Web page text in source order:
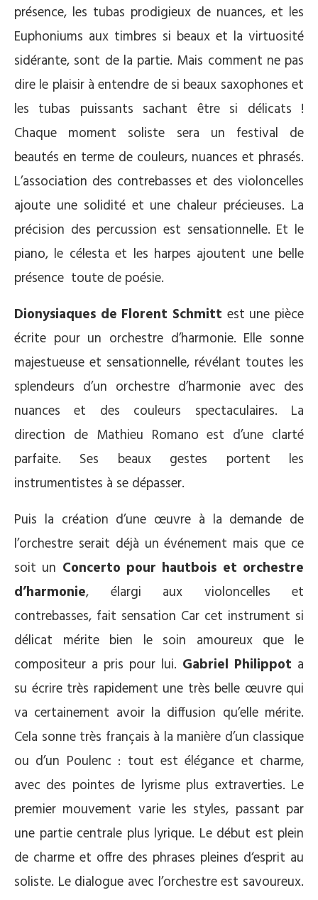
présence, les tubas prodigieux de nuances, et les
Euphoniums aux timbres si beaux et la virtuosité
sidérante, sont de la partie. Mais comment ne pas
dire le plaisir à entendre de si beaux saxophones et
les tubas puissants sachant être si délicats !
Chaque moment soliste sera un festival de
beautés en terme de couleurs, nuances et phrasés.
L’association des contrebasses et des violoncelles
ajoute une solidité et une chaleur précieuses. La
précision des percussion est sensationnelle. Et le
piano, le célesta et les harpes ajoutent une belle
présence toute de poésie.
Dionysiaques de Florent Schmitt est une pièce
écrite pour un orchestre d’harmonie. Elle sonne
majestueuse et sensationnelle, révélant toutes les
splendeurs d’un orchestre d’harmonie avec des
nuances et des couleurs spectaculaires. La
direction de Mathieu Romano est d’une clarté
parfaite. Ses beaux gestes portent les
instrumentistes à se dépasser.
Puis la création d’une œuvre à la demande de
l’orchestre serait déjà un événement mais que ce
soit un Concerto pour hautbois et orchestre
d’harmonie, élargi aux violoncelles et
contrebasses, fait sensation Car cet instrument si
délicat mérite bien le soin amoureux que le
compositeur a pris pour lui. Gabriel Philippot a
su écrire très rapidement une très belle œuvre qui
va certainement avoir la diffusion qu’elle mérite.
Cela sonne très français à la manière d’un classique
ou d’un Poulenc : tout est élégance et charme,
avec des pointes de lyrisme plus extraverties. Le
premier mouvement varie les styles, passant par
une partie centrale plus lyrique. Le début est plein
de charme et offre des phrases pleines d‘esprit au
soliste. Le dialogue avec l’orchestre est savoureux.